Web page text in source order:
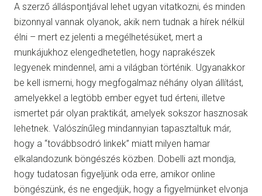
A szerző álláspontjával lehet ugyan vitatkozni, és minden
bizonnyal vannak olyanok, akik nem tudnak a hírek nélkül
élni – mert ez jelenti a megélhetésüket, mert a
munkájukhoz elengedhetetlen, hogy naprakészek
legyenek mindennel, ami a világban történik. Ugyanakkor
be kell ismerni, hogy megfogalmaz néhány olyan állítást,
amelyekkel a legtöbb ember egyet tud érteni, illetve
ismertet pár olyan praktikát, amelyek sokszor hasznosak
lehetnek. Valószínűleg mindannyian tapasztaltuk már,
hogy a “továbbsodró linkek” miatt milyen hamar
elkalandozunk böngészés közben. Dobelli azt mondja,
hogy tudatosan figyeljünk oda erre, amikor online
böngészünk, és ne engedjük, hogy a figyelmünket elvonja